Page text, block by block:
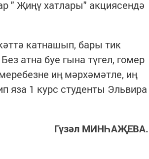
" Җиңү хатлары" акциясендә
катнашып, бары тик
атна буе гына түгел, гомер
иң мәрхәмәтле, иң
яза 1 курс студенты Эльвира
Гүзәл МИНҺАҖЕВА.